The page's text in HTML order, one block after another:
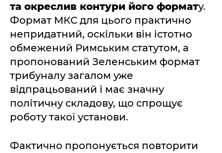
та окреслив контури його формату.
Формат МКС для цього практично
непридатний, оскільки він істотно
обмежений Римським статутом, а
пропонований Зеленським формат
трибуналу загалом уже
відпрацьований і має значну
політичну складову, що спрощує
роботу такої установи.
Фактично пропонується повторити